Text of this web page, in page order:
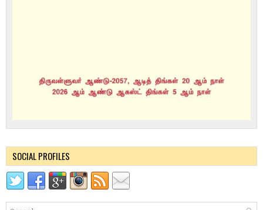
SOCIAL PROFILES